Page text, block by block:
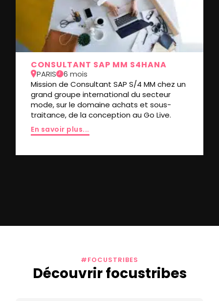
CONSULTANT SAP MM S4HANA
PARIS
6 mois
Mission de Consultant SAP S/4 MM chez un
grand groupe international du secteur
mode, sur le domaine achats et sous-
traitance, de la conception au Go Live.
En savoir plus...
#FOCUSTRIBES
Découvrir focustribes